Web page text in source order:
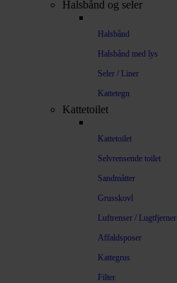
Halsbånd og seler
Halsbånd
Halsbånd med lys
Seler / Liner
Kattetegn
Kattetoilet
Kattetoilet
Selvrensende toilet
Sandmåtter
Grusskovl
Luftrenser / Lugtfjerner
Affaldsposer
Kattegrus
Filter